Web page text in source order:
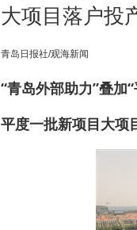
大项目落户投
青岛日报社/观海新闻
“青岛外部助力”叠
平度一批新项目大项